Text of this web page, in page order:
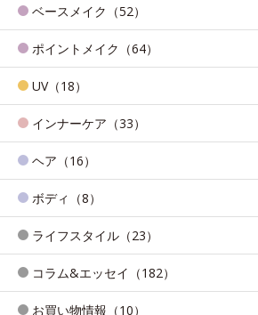
ベースメイク（52）
ポイントメイク（64）
UV（18）
インナーケア（33）
ヘア（16）
ボディ（8）
ライフスタイル（23）
コラム&エッセイ（182）
お買い物情報（10）